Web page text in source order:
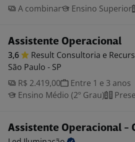
A combinar
Ensino Superior
Assistente Operacional
3,6 Result Consultoria e
São Paulo - SP
R$ 2.419,00
Entre 1 e 3 anos
Ensino Médio (2º Grau)
Assistente Operacional -